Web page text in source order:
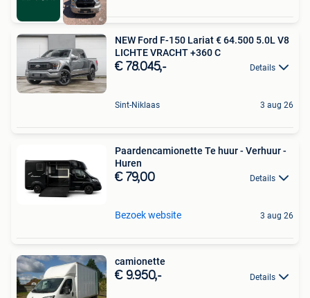
NEW Ford F-150 Lariat € 64.500 5.0L V8
LICHTE VRACHT +360 C
€ 78.045,- Details
Sint-Niklaas 3 aug 26
Paardencamionette Te huur - Verhuur -
Huren
€ 79,00 Details
Bezoek website 3 aug 26
camionette
€ 9.950,- Details